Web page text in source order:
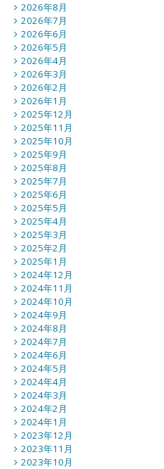
2026年8月
2026年7月
2026年6月
2026年5月
2026年4月
2026年3月
2026年2月
2026年1月
2025年12月
2025年11月
2025年10月
2025年9月
2025年8月
2025年7月
2025年6月
2025年5月
2025年4月
2025年3月
2025年2月
2025年1月
2024年12月
2024年11月
2024年10月
2024年9月
2024年8月
2024年7月
2024年6月
2024年5月
2024年4月
2024年3月
2024年2月
2024年1月
2023年12月
2023年11月
2023年10月